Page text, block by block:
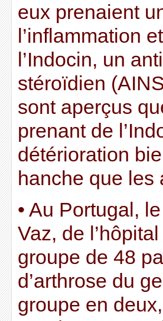
eux prenaient
l’inflammation
l’Indocin, un
stéroïdien
sont aperçus
prenant de
détérioration
hanche que les
• Au Portugal,
Vaz, de
groupe de 48
d’arthrose du
groupe en